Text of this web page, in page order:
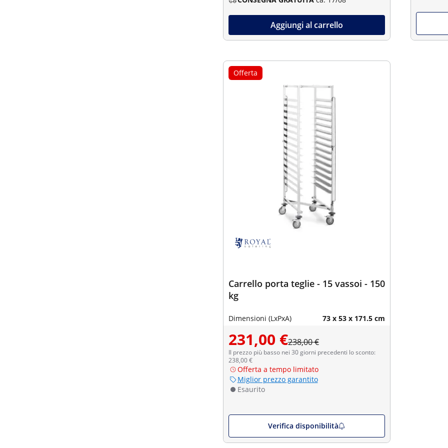
Aggiungi al carrello
Offerta
Carrello porta teglie - 15 vassoi - 150
kg
Dimensioni (LxPxA) 73 x 53 x 171.5 cm
231,00 €238,00 €
Il prezzo più basso nei 30 giorni precedenti lo sconto:
238,00 €
Offerta a tempo limitato
Miglior prezzo garantito
Esaurito
Verifica disponibilità